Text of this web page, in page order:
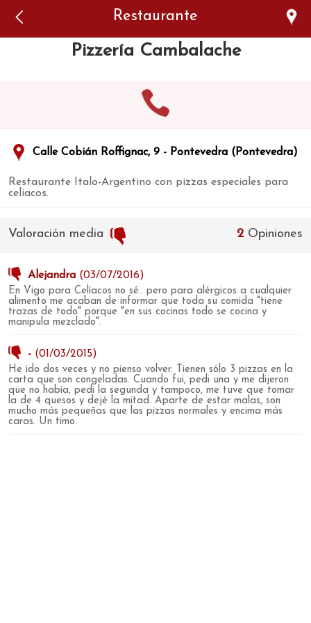
Restaurante
Pizzería Cambalache
Calle Cobián Roffignac, 9 - Pontevedra (Pontevedra)
Restaurante Italo-Argentino con pizzas especiales para
celiacos.
2Opiniones
Valoración media
Alejandra(03/07/2016)
En Vigo para Celíacos no sé.. pero para alérgicos a cualquier
alimento me acaban de informar que toda su comida "tiene
trazas de todo" porque "en sus cocinas todo se cocina y
manipula mezclado".
-(01/03/2015)
He ido dos veces y no pienso volver. Tienen sólo 3 pizzas en la
carta que son congeladas. Cuando fui, pedi una y me dijeron
que no había, pedi la segunda y tampoco, me tuve que tomar
la de 4 quesos y dejé la mitad. Aparte de estar malas, son
mucho más pequeñas que las pizzas normales y encima más
caras. Un timo.
authorized to show the cookie declaration for domain group
ID 546ddaab-b478-4440-aa8a-3b0205284212. Please add it to
the domain group in the Cookiebot Manager to authorize